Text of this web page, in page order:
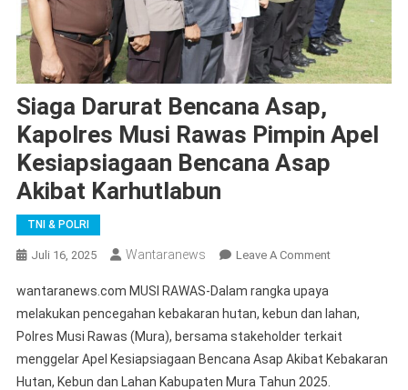
Siaga Darurat Bencana Asap,
Kapolres Musi Rawas Pimpin Apel
Kesiapsiagaan Bencana Asap
Akibat Karhutlabun
TNI & POLRI
Juli 16, 2025 Wantaranews Leave A CommentOn
Bencana
Asap,
Kapolres
wantaranews.com MUSI RAWAS-Dalam rangka upaya
melakukan pencegahan kebakaran hutan, kebun dan lahan,
Polres Musi Rawas (Mura), bersama stakeholder terkait
menggelar Apel Kesiapsiagaan Bencana Asap Akibat Kebakaran
Hutan, Kebun dan Lahan Kabupaten Mura Tahun 2025.